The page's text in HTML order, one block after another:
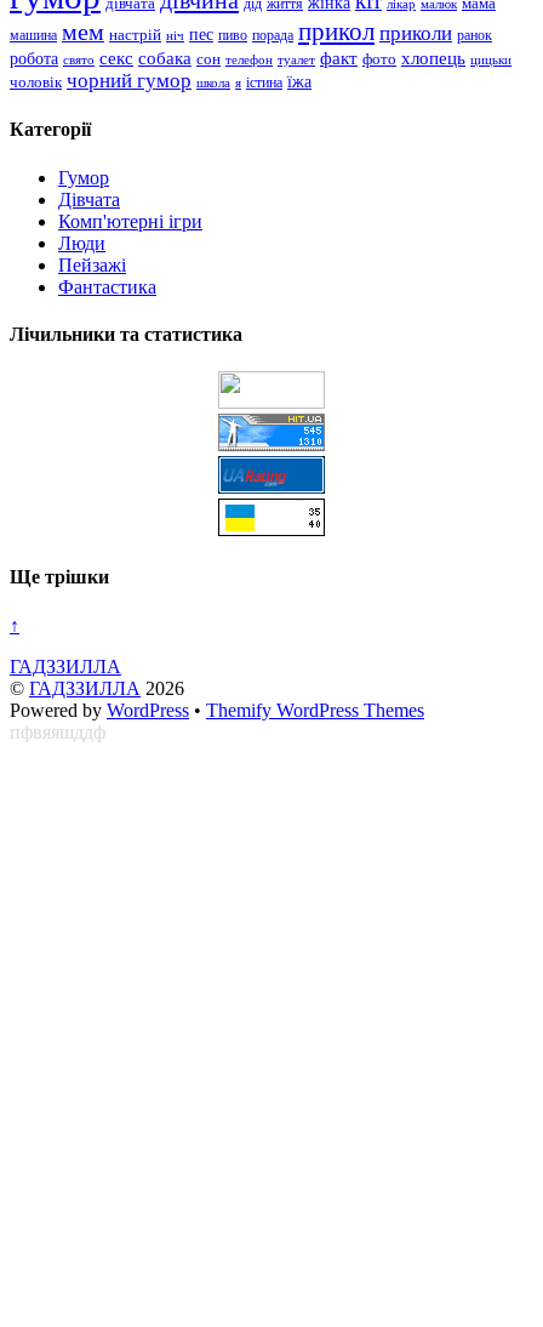
дід життя лікар малюк мама
машина мем настрій ніч пес пиво порада прикол приколи ранок
робота свято секс собака сон телефон туалет факт фото хлопець цицьки
чоловік чорний гумор школа я істина їжа
Категорії
Гумор
Дівчата
Комп'ютерні ігри
Люди
Пейзажі
Фантастика
Лічильники та статистика
Ще трішки
↑
ГАДЗЗИЛЛА
© ГАДЗЗИЛЛА 2026
Powered by WordPress • Themify WordPress Themes
пфвяяшддф